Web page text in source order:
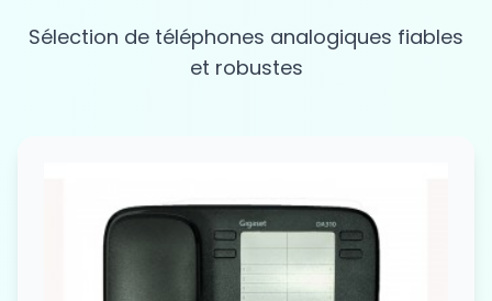
Sélection de téléphones analogiques fiables
et robustes